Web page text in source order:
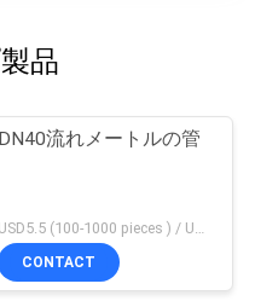
品
DN40流れメートルの管
USD5.5 (100-1000 pieces ) / USD4.95 (>1000 pieces) MOQ:100部分
CONTACT